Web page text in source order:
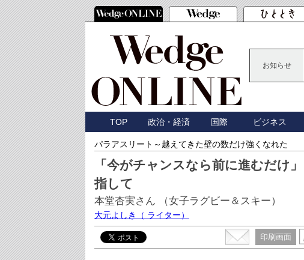
お知らせ
TOP 政治・経済 国際 ビジネス
パラアスリート～越えてきた壁の数だけ強くなれた
「今がチャンスなら前に進むだけ
指して
本堂杏実さん （女子ラグビー＆スキー）
大元よしき （ ライター）
印刷画面